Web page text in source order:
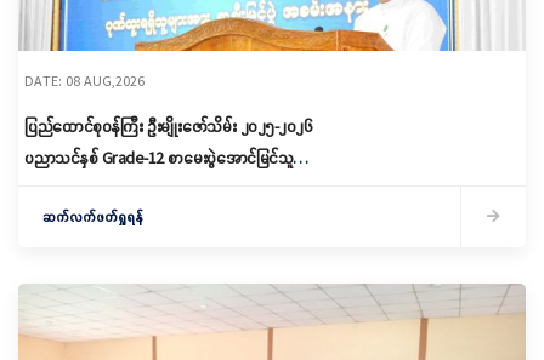
DATE: 08 AUG,2026
ပြည်ထောင်စုဝန်ကြီး ဦးမျိုးဇော်သိမ်း ၂၀၂၅-၂၀၂၆
ပညာသင်နှစ် Grade-12 စာမေးပွဲအောင်မြင်သူများ
ဆက်လက်ဖတ်ရှုရန်